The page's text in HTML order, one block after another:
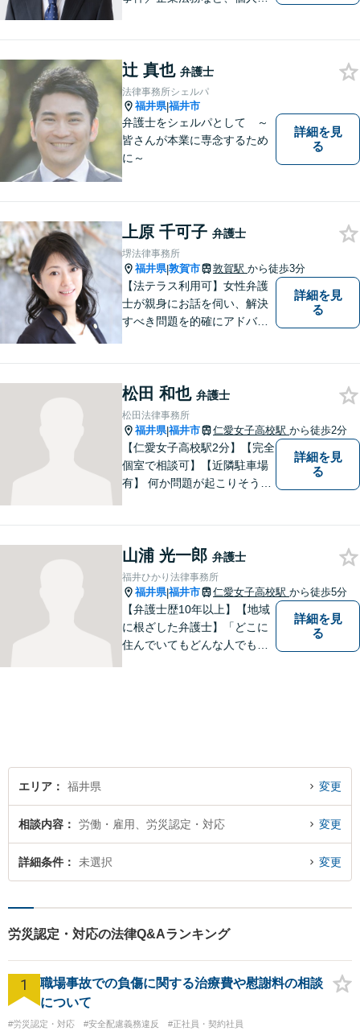
お気軽にご相談ください。
【法テラス利用可】【完全個
室】【夜間・休日面談可】
辻 真也 弁護士
法律事務所シェルパ
福井県|福井市
弁護士をシェルパとして ～
皆さんが本業に専念するため
に～
詳細を見
る
上原 千可子 弁護士
堺法律事務所
福井県|敦賀市 敦賀駅 から徒歩3分
【法テラス利用可】女性弁護
士が親身にお話を伺い、解決
すべき問題を的確にアドバイ
実績があります。まずはお気
軽にお問い合わせください。
詳細を見
る
松田 和也 弁護士
松田法律事務所
福井県|福井市 仁愛女子高校駅 から徒歩2分
【仁愛女子高校駅2分】【完全
個室で相談可】【近隣駐車場
有】 何か問題が起こりそうと
問に思ったときには、迷わず
すぐにご相談ください。一緒
に解決の方法を考えましょ
う。
詳細を見
る
山浦 光一郎 弁護士
福井ひかり法律事務所
福井県|福井市 仁愛女子高校駅 から徒歩5分
【弁護士歴10年以上】【地域
に根ざした弁護士】「どこに
住んでいてもどんな人でも等
す。
詳細を見
る
エリア 福井県 変更
相談内容 労働・雇用、労災認定・対応 変更
詳細条件 未選択 変更
労災認定・対応の法律Q&Aランキング
1
職場事故での負傷に関する治療費や慰謝料の相談
について
#労災認定・対応 #安全配慮義務違反 #正社員・契約社員